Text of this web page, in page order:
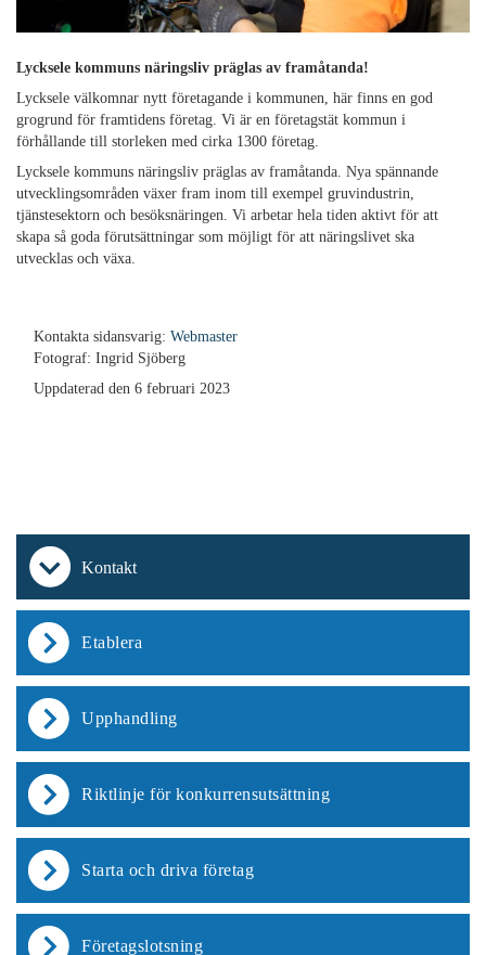
Lycksele kommuns näringsliv präglas av framåtanda!
Lycksele välkomnar nytt företagande i kommunen, här finns en god
grogrund för framtidens företag. Vi är en företagstät kommun i
förhållande till storleken med cirka 1300 företag.
Lycksele kommuns näringsliv präglas av framåtanda. Nya spännande
utvecklingsområden växer fram inom till exempel gruvindustrin,
tjänstesektorn och besöksnäringen. Vi arbetar hela tiden aktivt för att
skapa så goda förutsättningar som möjligt för att näringslivet ska
utvecklas och växa.
Kontakta sidansvarig: Webmaster
Fotograf: Ingrid Sjöberg
Uppdaterad den 6 februari 2023
Kontakt
Etablera
Upphandling
Riktlinje för konkurrensutsättning
Starta och driva företag
Företagslotsning